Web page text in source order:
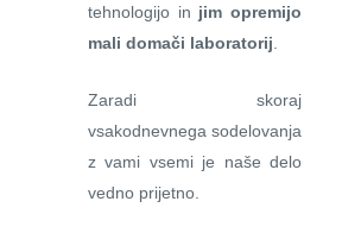
tehnologijo in jim opremijo
mali domači laboratorij.
Zaradi skoraj
vsakodnevnega sodelovanja
z vami vsemi je naše delo
vedno prijetno.